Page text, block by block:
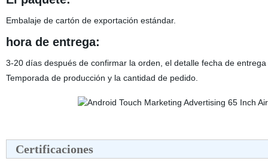
Embalaje de cartón de exportación estándar.
hora de entrega:
3-20 días después de confirmar la orden, el detalle fecha de
Temporada de producción y la cantidad de pedido.
Certificaciones